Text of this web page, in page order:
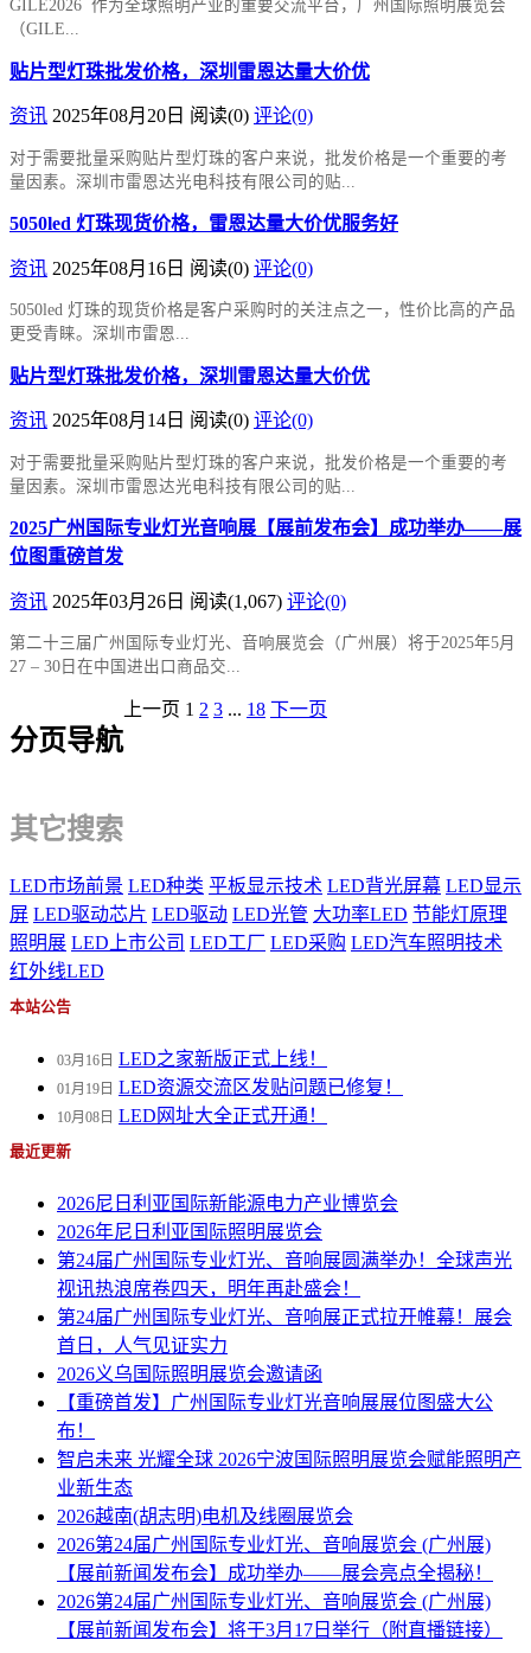
GILE2026 作为全球照明产业的重要交流平台，广州国际照明展览会
（GILE...
贴片型灯珠批发价格，深圳雷恩达量大价优
资讯 2025年08月20日 阅读(0) 评论(0)
对于需要批量采购贴片型灯珠的客户来说，批发价格是一个重要的考
量因素。深圳市雷恩达光电科技有限公司的贴...
5050led 灯珠现货价格，雷恩达量大价优服务好
资讯 2025年08月16日 阅读(0) 评论(0)
5050led 灯珠的现货价格是客户采购时的关注点之一，性价比高的产品
更受青睐。深圳市雷恩...
贴片型灯珠批发价格，深圳雷恩达量大价优
资讯 2025年08月14日 阅读(0) 评论(0)
对于需要批量采购贴片型灯珠的客户来说，批发价格是一个重要的考
量因素。深圳市雷恩达光电科技有限公司的贴...
2025广州国际专业灯光音响展【展前发布会】成功举办——展
位图重磅首发
资讯 2025年03月26日 阅读(1,067) 评论(0)
第二十三届广州国际专业灯光、音响展览会（广州展）将于2025年5月
27 – 30日在中国进出口商品交...
分页导航
上一页 1 2 3 ... 18 下一页
其它搜索
LED市场前景 LED种类 平板显示技术 LED背光屏幕 LED显示
屏 LED驱动芯片 LED驱动 LED光管 大功率LED 节能灯原理
照明展 LED上市公司 LED工厂 LED采购 LED汽车照明技术
红外线LED
本站公告
03月16日 LED之家新版正式上线！
01月19日 LED资源交流区发贴问题已修复！
10月08日 LED网址大全正式开通！
最近更新
2026尼日利亚国际新能源电力产业博览会
2026年尼日利亚国际照明展览会
第24届广州国际专业灯光、音响展圆满举办！全球声光
视讯热浪席卷四天，明年再赴盛会！
第24届广州国际专业灯光、音响展正式拉开帷幕！展会
首日，人气见证实力
2026义乌国际照明展览会邀请函
【重磅首发】广州国际专业灯光音响展展位图盛大公
布！
智启未来 光耀全球 2026宁波国际照明展览会赋能照明产
业新生态
2026越南(胡志明)电机及线圈展览会
2026第24届广州国际专业灯光、音响展览会 (广州展)
【展前新闻发布会】成功举办——展会亮点全揭秘！
2026第24届广州国际专业灯光、音响展览会 (广州展)
【展前新闻发布会】将于3月17日举行（附直播链接）